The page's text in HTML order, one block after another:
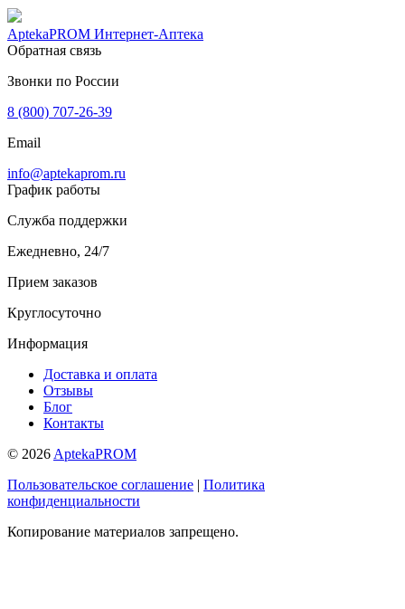
AptekaPROM Интернет-Аптека
Обратная связь
Звонки по России
8 (800) 707-26-39
Email
info@aptekaprom.ru
График работы
Служба поддержки
Ежедневно, 24/7
Прием заказов
Круглосуточно
Информация
Доставка и оплата
Отзывы
Блог
Контакты
© 2026 AptekaPROM
Пользовательское соглашение | Политика
конфиденциальности
Копирование материалов запрещено.